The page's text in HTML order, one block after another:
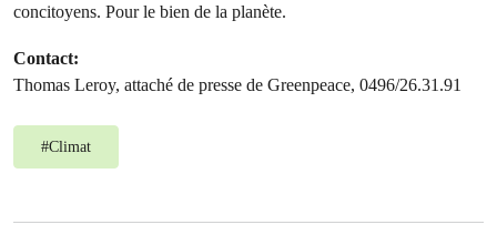
concitoyens. Pour le bien de la planète.
Contact:
Thomas Leroy, attaché de presse de Greenpeace, 0496/26.31.91
#Climat